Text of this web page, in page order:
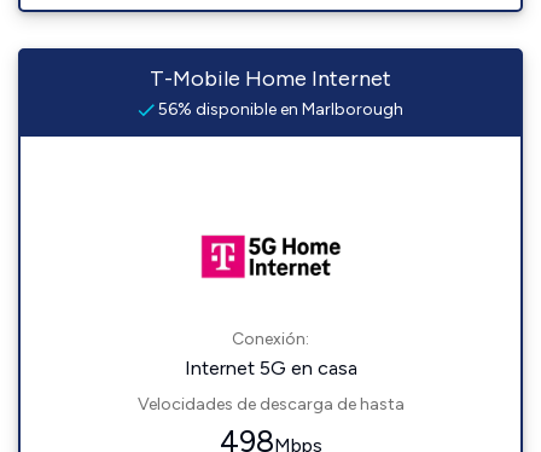
T-Mobile Home Internet
56% disponible en Marlborough
Conexión:
Internet 5G en casa
Velocidades de descarga de hasta
498Mbps